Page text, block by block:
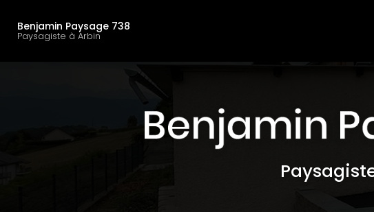
contenu
Benjamin Paysage 738
Paysagiste à Arbin